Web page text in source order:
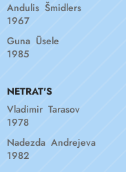
Andulis Šmidlers
1967
Guna Ūsele
1985
NETRAT'S
Vladimir Tarasov
1978
Nadezda Andrejeva
1982